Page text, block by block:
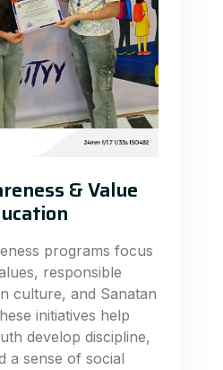
& Value
programs focus
responsible
culture, and Sanatan
initiatives help
develop discipline,
a sense of social